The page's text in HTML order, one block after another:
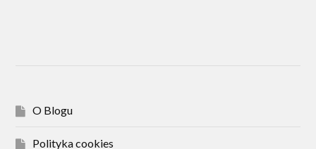
O Blogu
Polityka cookies